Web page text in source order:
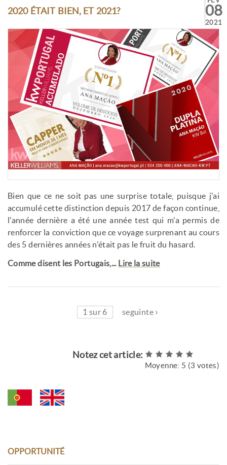
2020 ÉTAIT BIEN, ET 2021? 08
2021
Bien que ce ne soit pas une surprise totale, puisque j'ai
accumulé cette distinction depuis 2017 de façon continue,
l'année dernière a été une année test qui m'a permis de
renforcer la conviction que ce voyage surprenant au cours
des 5 dernières années n'était pas le fruit du hasard.
Comme disent les Portugais,... Lire la suite
1 sur 6 seguinte ›
Notez cet article:
Moyenne: 5 (3 votes)
OPPORTUNITÉ